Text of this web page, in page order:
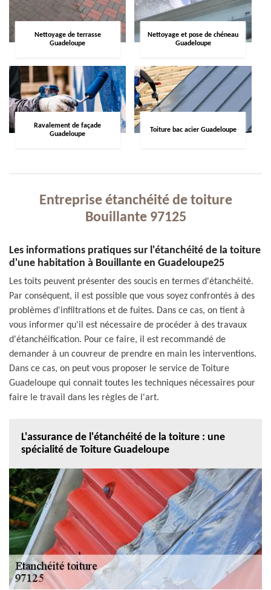
Nettoyage de terrasse
Guadeloupe
Nettoyage et pose de chéneau
Guadeloupe
Ravalement de façade
Guadeloupe
Toiture bac acier Guadeloupe
Entreprise étanchéité de toiture
Bouillante 97125
Les informations pratiques sur l'étanchéité de la toiture
d'une habitation à Bouillante en Guadeloupe25
Les toits peuvent présenter des soucis en termes d'étanchéité.
Par conséquent, il est possible que vous soyez confrontés à des
problèmes d'infiltrations et de fuites. Dans ce cas, on tient à
vous informer qu'il est nécessaire de procéder à des travaux
d'étanchéification. Pour ce faire, il est recommandé de
demander à un couvreur de prendre en main les interventions.
Dans ce cas, on peut vous proposer le service de Toiture
Guadeloupe qui connait toutes les techniques nécessaires pour
faire le travail dans les règles de l'art.
L'assurance de l'étanchéité de la toiture : une
spécialité de Toiture Guadeloupe